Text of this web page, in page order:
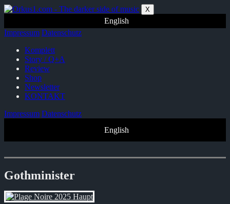
Zum
springen
X
English
Impressum Datenschutz
Komplett
Story / Q+A
Review
Shop
Newsletter
KONTAKT
Impressum Datenschutz
English
Gothminister